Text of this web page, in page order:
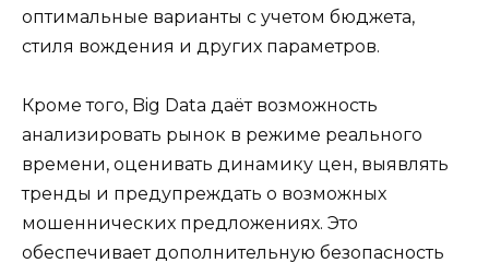
оптимальные варианты с учетом бюджета,
стиля вождения и других параметров.
Кроме того, Big Data даёт возможность
анализировать рынок в режиме реального
времени, оценивать динамику цен, выявлять
тренды и предупреждать о возможных
мошеннических предложениях. Это
обеспечивает дополнительную безопасность